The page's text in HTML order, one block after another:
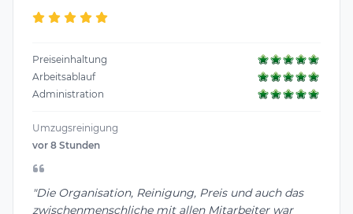
Preiseinhaltung
Arbeitsablauf
Administration
Umzugsreinigung
vor 8 Stunden
"Die Organisation, Reinigung, Preis und auch das
zwischenmenschliche mit allen Mitarbeiter war